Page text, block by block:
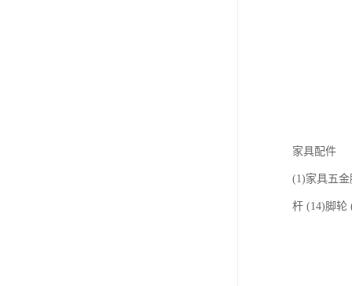
家具配件
(1)家具五
杆 (14)脚轮